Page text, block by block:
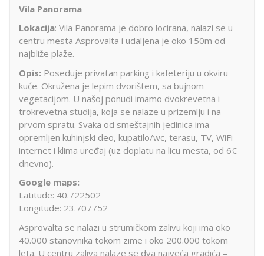
Vila Panorama
Lokacija: Vila Panorama je dobro locirana, nalazi se u
centru mesta Asprovalta i udaljena je oko 150m od
najbliže plaže.
Opis: Poseduje privatan parking i kafeteriju u okviru
kuće. Okružena je lepim dvorištem, sa bujnom
vegetacijom. U našoj ponudi imamo dvokrevetna i
trokrevetna studija, koja se nalaze u prizemlju i na
prvom spratu. Svaka od smeštajnih jedinica ima
opremljen kuhinjski deo, kupatilo/wc, terasu, TV, WiFi
internet i klima uređaj (uz doplatu na licu mesta, od 6€
dnevno).
Google maps:
Latitude: 40.722502
Longitude: 23.707752
Asprovalta se nalazi u strumičkom zalivu koji ima oko
40.000 stanovnika tokom zime i oko 200.000 tokom
leta. U centru zaliva nalaze se dva najveća gradića –